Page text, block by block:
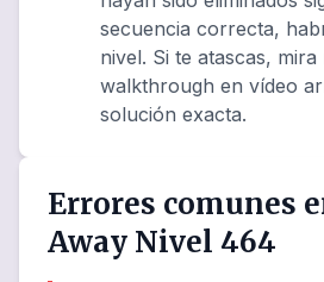
secuencia correcta,
nivel. Si te atascas,
walkthrough en vídeo
solución exacta.
Errores comunes
Away Nivel 464